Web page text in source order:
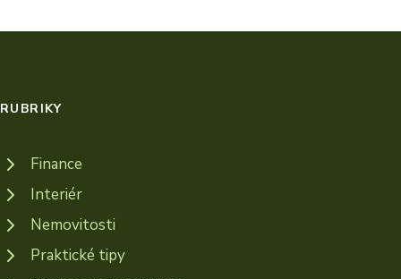
RUBRIKY
Finance
Interiér
Nemovitosti
Praktické tipy